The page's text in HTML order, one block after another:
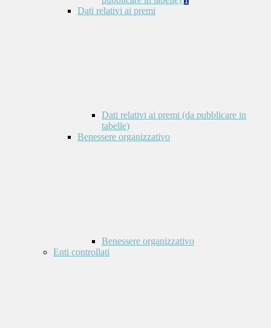
Dati relativi ai premi
Dati relativi ai premi (da pubblicare in
tabelle)
Benessere organizzativo
Benessere organizzativo
Enti controllati